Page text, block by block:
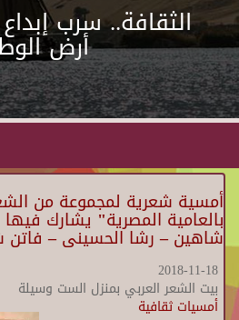
الثقافة.. سرب
أرض
أمسية شعرية لمجموعة من
بالعامية المصرية" يشارك
شاهين – رشا الحسينى –
2018-11-18
بيت الشعر العربي بمنزل الست وسيلة
أمسيات ثقافية